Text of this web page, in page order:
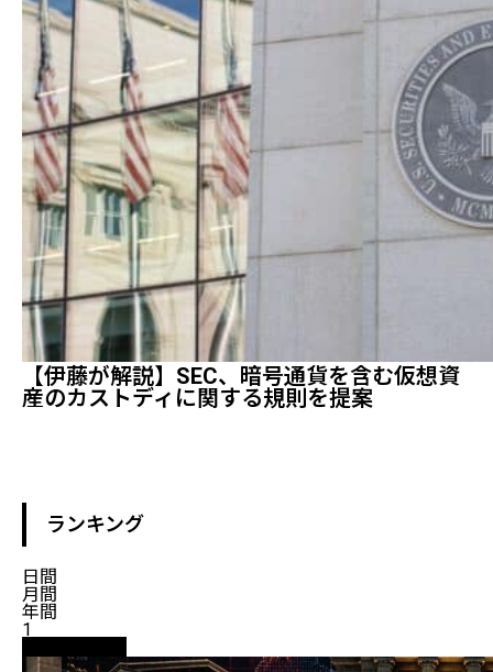
【伊藤が解説】SEC、暗号通貨を含む仮想資
産のカストディに関する規則を提案
ランキング
日間
月間
年間
1